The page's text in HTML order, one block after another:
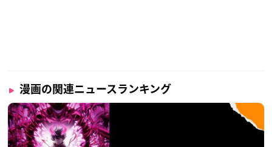
漫画の関連ニュースランキング